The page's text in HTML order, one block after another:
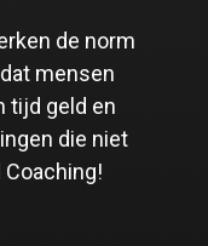
de norm
mensen
tijd geld en
die niet
Coaching!